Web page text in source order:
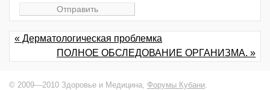
« Дерматологическая проблемка
ПОЛНОЕ ОБСЛЕДОВАНИЕ ОРГАНИЗМА. »
© 2009—2010 Здоровье и Медицина, Форумы Кубани